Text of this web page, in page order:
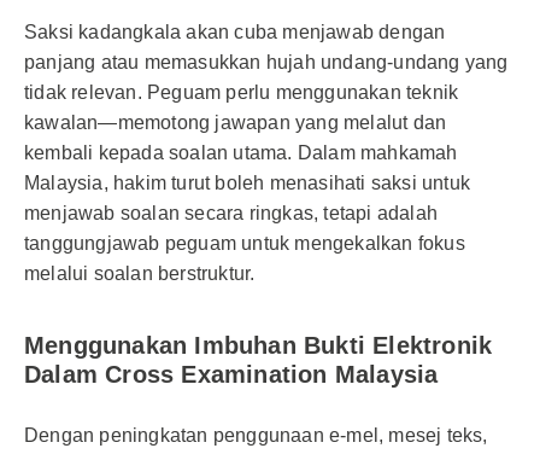
Saksi kadangkala akan cuba menjawab dengan
panjang atau memasukkan hujah undang-undang yang
tidak relevan. Peguam perlu menggunakan teknik
kawalan—memotong jawapan yang melalut dan
kembali kepada soalan utama. Dalam mahkamah
Malaysia, hakim turut boleh menasihati saksi untuk
menjawab soalan secara ringkas, tetapi adalah
tanggungjawab peguam untuk mengekalkan fokus
melalui soalan berstruktur.
Menggunakan Imbuhan Bukti Elektronik
Dalam Cross Examination Malaysia
Dengan peningkatan penggunaan e-mel, mesej teks,